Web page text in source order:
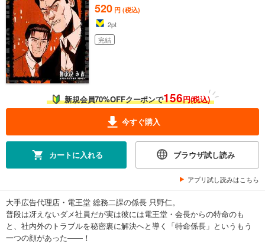
520 円 (税込)
2pt
完結
新規会員70%OFFクーポンで156円(税込)
今すぐ購入
カートに入れる ブラウザ試し読み
アプリ試し読みはこちら
大手広告代理店・電王堂 総務二課の係長 只野仁。
普段は冴えないダメ社員だが実は彼には電王堂・会長からの特命のも
と、社内外のトラブルを秘密裏に解決へと導く「特命係長」というもう
一つの顔があった――！